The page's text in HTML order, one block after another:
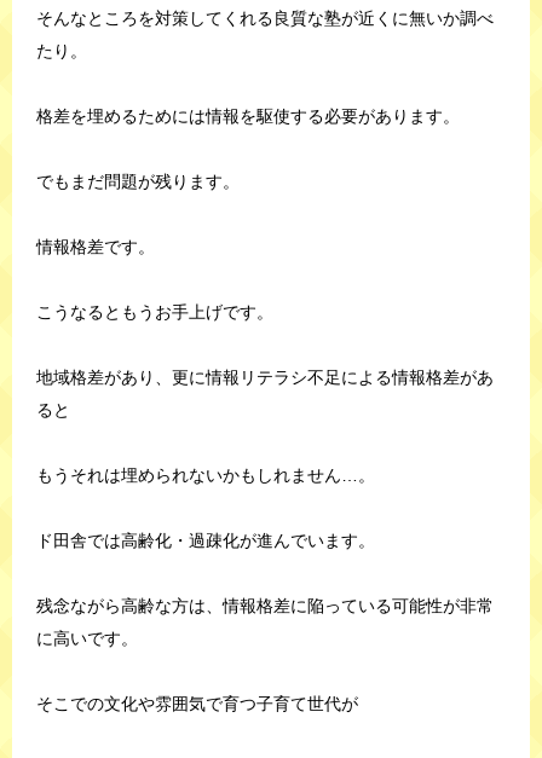
そんなところを対策してくれる良質な塾が近くに無いか調べ
たり。
格差を埋めるためには情報を駆使する必要があります。
でもまだ問題が残ります。
情報格差です。
こうなるともうお手上げです。
地域格差があり、更に情報リテラシ不足による情報格差があ
ると
もうそれは埋められないかもしれません…。
ド田舎では高齢化・過疎化が進んでいます。
残念ながら高齢な方は、情報格差に陥っている可能性が非常
に高いです。
そこでの文化や雰囲気で育つ子育て世代が